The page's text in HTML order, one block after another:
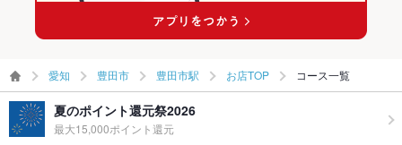
愛知 豊田市 豊田市駅 お店TOP コース一覧
夏のポイント還元祭2026
最大15,000ポイント還元